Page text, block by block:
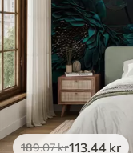
189.07kr113.44 kr